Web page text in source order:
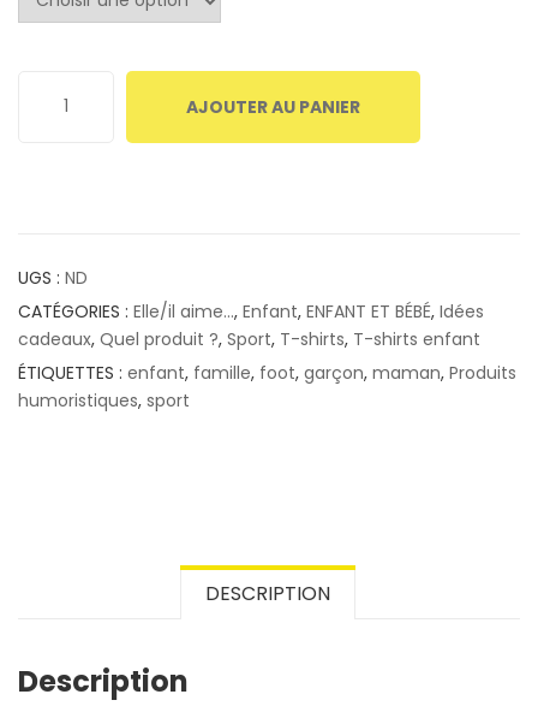
AJOUTER AU PANIER
UGS : ND
CATÉGORIES : Elle/il aime..., Enfant, ENFANT ET BÉBÉ, Idées
cadeaux, Quel produit ?, Sport, T-shirts, T-shirts enfant
ÉTIQUETTES : enfant, famille, foot, garçon, maman, Produits
humoristiques, sport
DESCRIPTION
Description